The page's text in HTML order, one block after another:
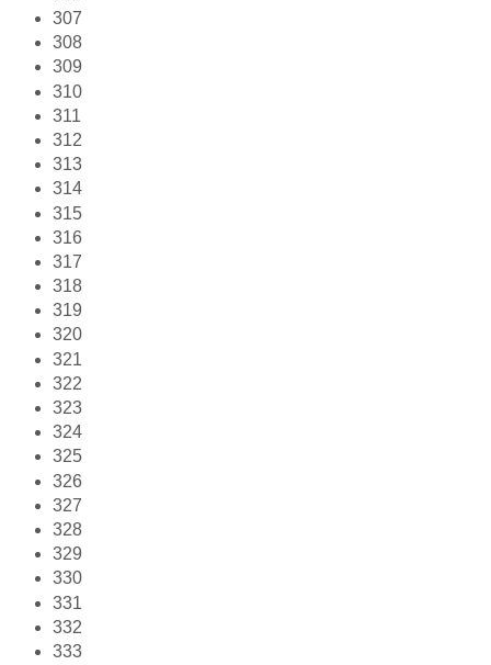
307
308
309
310
311
312
313
314
315
316
317
318
319
320
321
322
323
324
325
326
327
328
329
330
331
332
333